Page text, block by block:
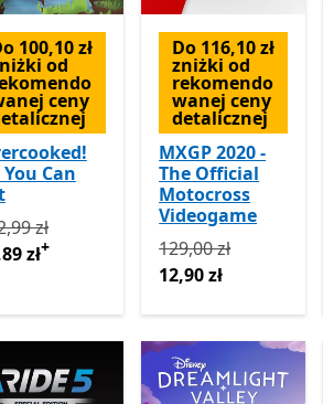
100,10 zł
od
ceny
Can
142,99 zł teraz 42,89 złOferty
zł
zł+
Do 116,10 zł
zniżki od
rekomendo
wanej ceny
detalicznej
MXGP 2020 -
The Official
Motocross
Videogame
Pierwotnie 129,00 zł
129,00 zł
12,90 zł